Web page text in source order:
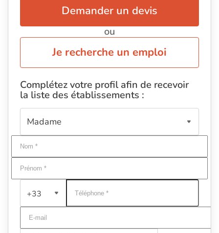
Demander un devis
ou
Je recherche un emploi
Complétez votre profil afin de recevoir
la liste des établissements :
+33